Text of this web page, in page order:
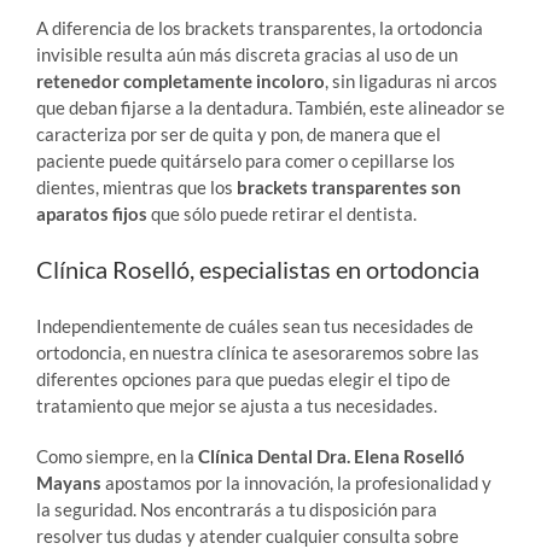
A diferencia de los brackets transparentes, la ortodoncia
invisible resulta aún más discreta gracias al uso de un
retenedor completamente incoloro, sin ligaduras ni arcos
que deban fijarse a la dentadura. También, este alineador se
caracteriza por ser de quita y pon, de manera que el
paciente puede quitárselo para comer o cepillarse los
dientes, mientras que los brackets transparentes son
aparatos fijos que sólo puede retirar el dentista.
Clínica Roselló, especialistas en ortodoncia
Independientemente de cuáles sean tus necesidades de
ortodoncia, en nuestra clínica te asesoraremos sobre las
diferentes opciones para que puedas elegir el tipo de
tratamiento que mejor se ajusta a tus necesidades.
Como siempre, en la Clínica Dental Dra. Elena Roselló
Mayans apostamos por la innovación, la profesionalidad y
la seguridad. Nos encontrarás a tu disposición para
resolver tus dudas y atender cualquier consulta sobre